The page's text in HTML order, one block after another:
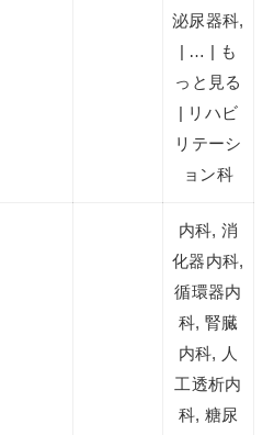
泌尿器科,
| … | も
っと見る
| リハビ
リテーシ
ョン科
内科, 消
化器内科,
循環器内
科, 腎臓
内科, 人
工透析内
科, 糖尿